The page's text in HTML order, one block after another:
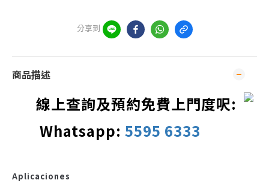
分享到
商品描述
線上查詢及預約免費上門度呎:
Whatsapp: 5595 6333
Aplicaciones